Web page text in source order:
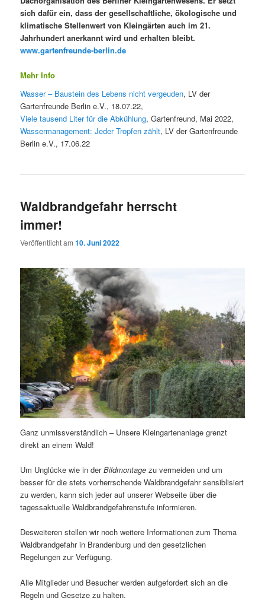
sich dafür ein, dass der gesellschaftliche, ökologische und
klimatische Stellenwert von Kleingärten auch im 21.
Jahrhundert anerkannt wird und erhalten bleibt.
www.gartenfreunde-berlin.de
Mehr Info
Wasser – Baustein des Lebens nicht vergeuden, LV der
Gartenfreunde Berlin e.V., 18.07.22,
Viele tausend Liter für die Abkühlung, Gartenfreund, Mai 2022,
Wassermanagement: Jeder Tropfen zählt, LV der Gartenfreunde
Berlin e.V., 17.06.22
Waldbrandgefahr herrscht
immer!
Veröffentlicht am10. Juni 2022
Ganz unmissverständlich – Unsere Kleingartenanlage grenzt
direkt an einem Wald!
Um Unglücke wie in derBildmontage zu vermeiden und um
besser für die stets vorherrschende Waldbrandgefahr sensiblisiert
zu werden, kann sich jeder auf unserer Webseite über die
tagessaktuelle Waldbrandgefahrenstufe informieren.
Desweiteren stellen wir noch weitere Informationen zum Thema
Waldbrandgefahr in Brandenburg und den gesetzlichen
Regelungen zur Verfügung.
Alle Mitglieder und Besucher werden aufgefordert sich an die
Regeln und Gesetze zu halten.